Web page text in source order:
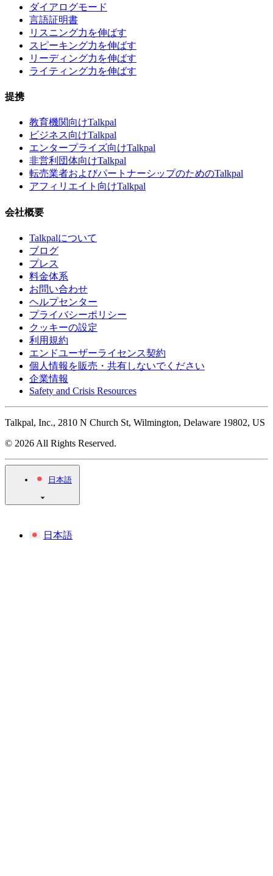
ダイアログモード
言語証明書
リスニング力を伸ばす
スピーキング力を伸ばす
リーディング力を伸ばす
ライティング力を伸ばす
提携
教育機関向けTalkpal
ビジネス向けTalkpal
エンタープライズ向けTalkpal
非営利団体向けTalkpal
転売業者およびパートナーシップのためのTalkpal
アフィリエイト向けTalkpal
会社概要
Talkpalについて
ブログ
プレス
料金体系
お問い合わせ
ヘルプセンター
プライバシーポリシー
クッキーの設定
利用規約
エンドユーザーライセンス契約
個人情報を販売・共有しないでください
企業情報
Safety and Crisis Resources
Talkpal, Inc., 2810 N Church St, Wilmington, Delaware 19802, US
© 2026 All Rights Reserved.
日本語
日本語